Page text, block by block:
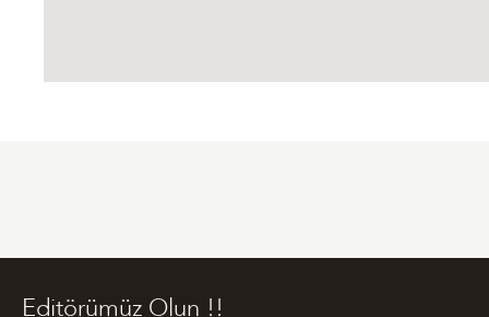
Editörümüz Olun !!